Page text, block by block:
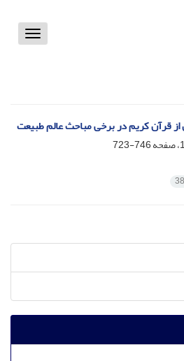
Toggle
قرآن کریم در برخی مباحث عالم طبیعت
746-723